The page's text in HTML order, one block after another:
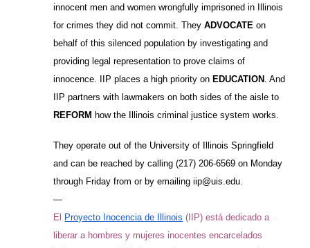
innocent men and women wrongfully imprisoned in Illinois
for crimes they did not commit. TheyADVOCATE on
behalf of this silenced population by investigating and
providing legal representation to prove claims of
innocence. IIP places a high priority on EDUCATION . And
IIP partners with lawmakers on both sides of the aisle to
REFORM how the Illinois criminal justice system works.
They operate out of the University of Illinois Springfield
and can be reached by calling (217) 206-6569 on Monday
through Friday from or by emailing iip@uis.edu.
—
El
Proyecto Inocencia de Illinois (IIP) está dedicado a
liberar a hombres y mujeres inocentes encarcelados